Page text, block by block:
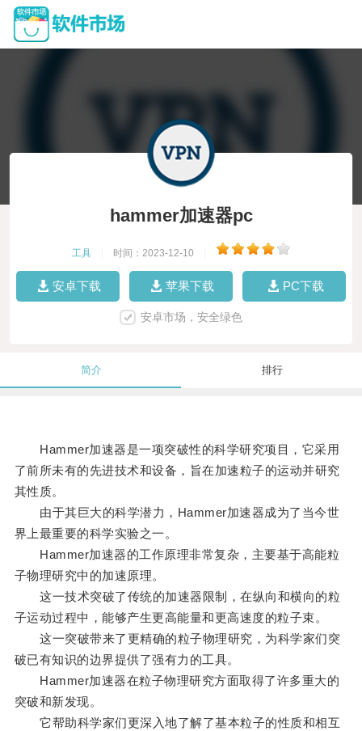
hammer加速器pc
工具 时间：2023-12-10
安卓下载 苹果下载 PC下载
安卓市场，安全绿色
简介 排行
Hammer加速器是一项突破性的科学研究项目，它采用
了前所未有的先进技术和设备，旨在加速粒子的运动并研究
其性质。
由于其巨大的科学潜力，Hammer加速器成为了当今世
界上最重要的科学实验之一。
Hammer加速器的工作原理非常复杂，主要基于高能粒
子物理研究中的加速原理。
这一技术突破了传统的加速器限制，在纵向和横向的粒
子运动过程中，能够产生更高能量和更高速度的粒子束。
这一突破带来了更精确的粒子物理研究，为科学家们突
破已有知识的边界提供了强有力的工具。
Hammer加速器在粒子物理研究方面取得了许多重大的
突破和新发现。
它帮助科学家们更深入地了解了基本粒子的性质和相互